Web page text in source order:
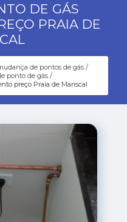
DE GÁS
PRAIA DE
de pontos de gás
ponto de gás
preço Praia de Mariscal